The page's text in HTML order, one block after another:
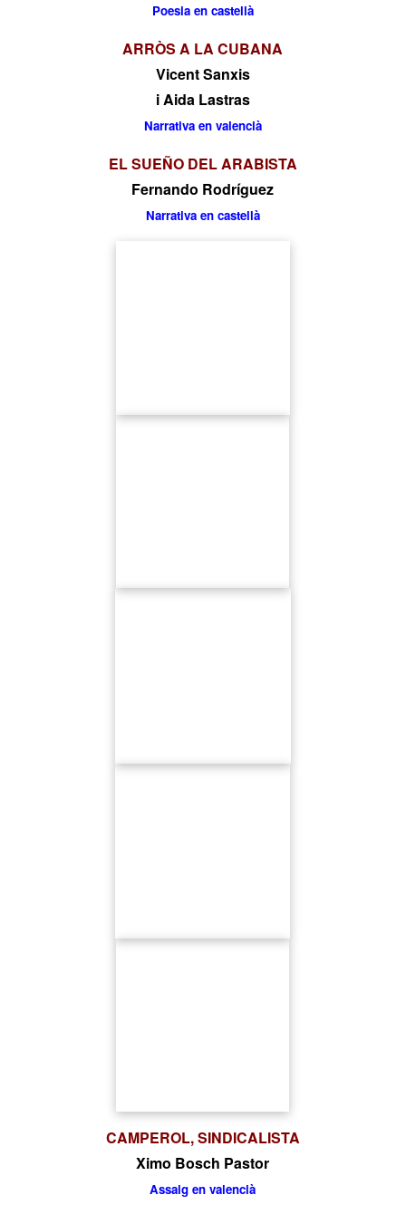
EL SUEÑO DEL ARABISTA
Fernando Rodríguez
Narrativa en castellà
ARRÒS A LA CUBANA
Vicent Sanxis
i Aida Lastras
Narrativa en valencià
Poesia en castellà
CAMPEROL, SINDICALISTA
Ximo Bosch Pastor
Assaig en valencià